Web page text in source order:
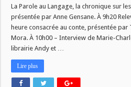
La Parole au Langage, la chronique sur
présentée par Anne Gensane. À 9h20
heure consacrée au conte, présentée par
Mora. À 10h00 – Interview de Marie-
librairie Andy et …
Lire plus